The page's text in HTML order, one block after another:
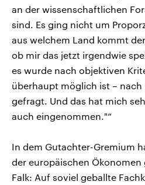
an der wissenschaftlichen
sind. Es ging nicht um
aus welchem Land kommt
ob mir das jetzt irgendwie
es wurde nach objektiven
überhaupt möglich ist –
gefragt. Und das hat mich
auch eingenommen."“
In dem Gutachter-Gremium
der europäischen Ökonomen
Falk: Auf soviel geballte